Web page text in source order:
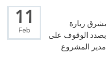
11
Feb
زيارة
الوقوف على
المشروع